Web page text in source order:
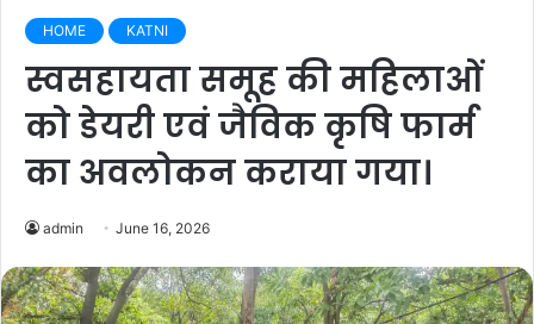
HOME KATNI
स्वसहायता समूह की महिलाओं
को डेयरी एवं जैविक कृषि फार्म
का अवलोकन कराया गया।
admin June 16, 2026